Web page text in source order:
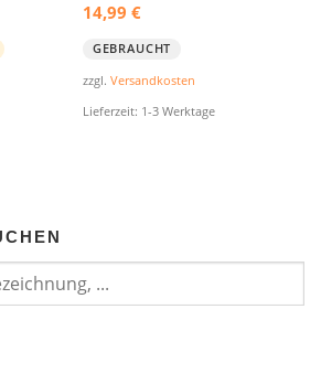
14,99€
GEBRAUCHT
zzgl.Versandkosten
Lieferzeit: 1-3 Werktage